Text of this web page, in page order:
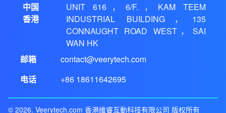
中国
香港
UNIT 616，6/F.，KAM TEEM
INDUSTRIAL BUILDING，135
CONNAUGHT ROAD WEST，SAI
WAN HK
邮箱
contact@veerytech.com
电话
+86 18611642695
© 2026. Veerytech.com 香港維睿互動科技有限公司 版权所有